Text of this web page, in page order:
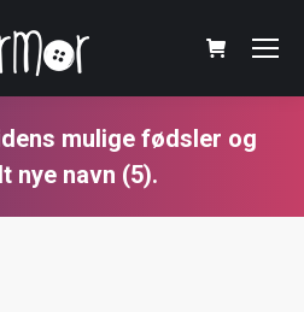
mulige fødsler og
nye navn (5).